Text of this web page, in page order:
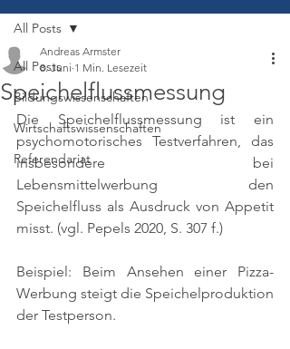
All Posts
Bildungswissenschaften
Wirtschaftswissenschaften
Referendariat
All Posts
Speichelflussmessung
Andreas Armster
8. Juni 1 Min. Lesezeit
Die Speichelflussmessung ist ein
psychomotorisches Testverfahren, das
insbesondere bei
Lebensmittelwerbung den
Speichelfluss als Ausdruck von Appetit
misst. (vgl. Pepels 2020, S. 307 f.)
Beispiel: Beim Ansehen einer Pizza-
Werbung steigt die Speichelproduktion
der Testperson.